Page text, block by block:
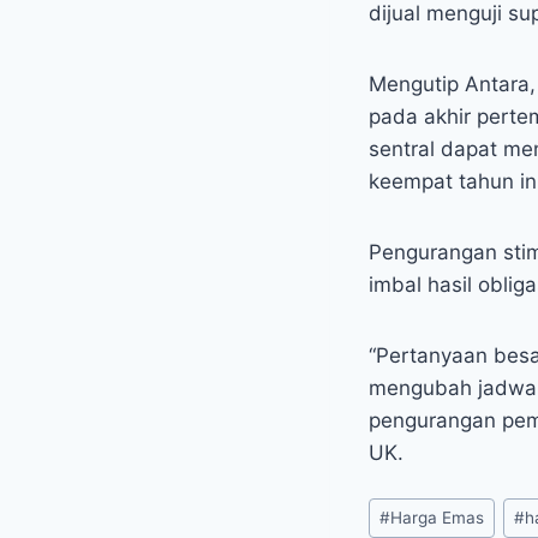
dijual menguji
Mengutip
pada akhir
sentral dapat
keempat tahun
Pengurangan
imbal hasil
“Pertanyaan
mengubah
pengurangan
UK.
Post
#Harga Emas #